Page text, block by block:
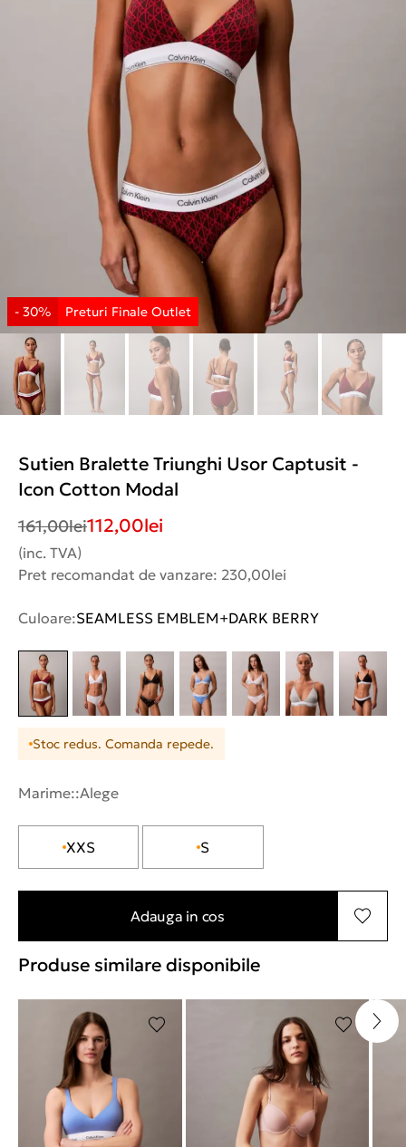
Sutien Bralette Triunghi Usor Captusit -
Icon Cotton Modal
161,00lei112,00lei
(inc. TVA)
Pret recomandat de vanzare: 230,00lei
Culoare:SEAMLESS EMBLEM+DARK BERRY
Stoc redus. Comanda repede.
Marime::Alege
XXS S
Adauga in cos
Produse similare disponibile